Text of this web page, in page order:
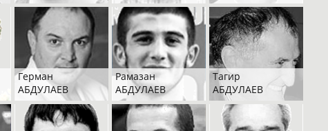
Герман
АБДУЛАЕВ
Рамазан
АБДУЛАЕВ
Тагир
АБДУЛАЕВ